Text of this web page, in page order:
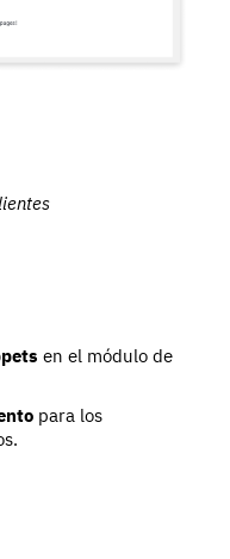
en el módulo de
para los